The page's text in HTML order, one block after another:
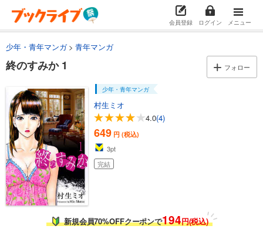
会員登録 ログイン メニュー
少年・青年マンガ 青年マンガ
終のすみか 1 フォロー
少年・青年マンガ
村生ミオ
4.0(4)
649 円 (税込)
3pt
完結
新規会員70%OFFクーポンで194円(税込)